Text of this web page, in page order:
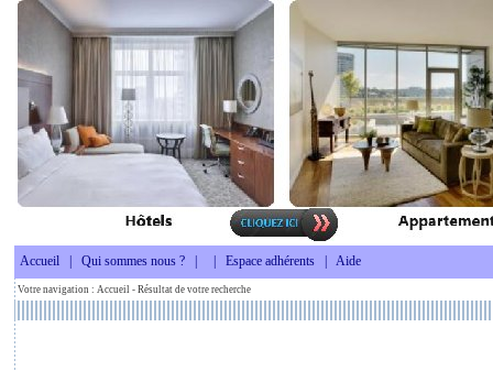
Accueil| Qui sommes nous ?| Espace adhérents| Aide
Votre navigation : Accueil- Résultat de votre recherche